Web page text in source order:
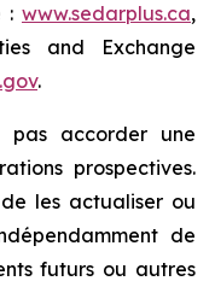
: www.sedarplus.ca,
and Exchange
.
pas accorder une
prospectives.
les actualiser ou
de
futurs ou autres